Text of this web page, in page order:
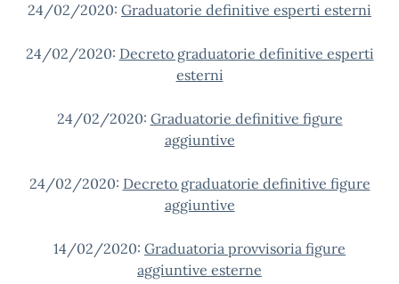
24/02/2020: Graduatorie definitive esperti esterni
24/02/2020: Decreto graduatorie definitive esperti
esterni
24/02/2020: Graduatorie definitive figure
aggiuntive
24/02/2020: Decreto graduatorie definitive figure
aggiuntive
14/02/2020: Graduatoria provvisoria figure
aggiuntive esterne